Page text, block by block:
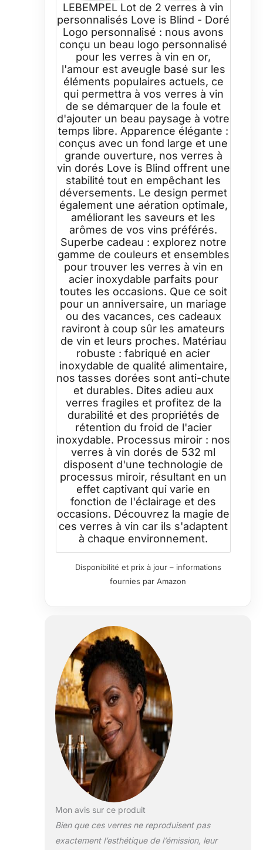
LEBEMPEL Lot de 2 verres à vin
personnalisés Love is Blind - Doré
Logo personnalisé : nous avons
conçu un beau logo personnalisé
pour les verres à vin en or,
l'amour est aveugle basé sur les
éléments populaires actuels, ce
qui permettra à vos verres à vin
de se démarquer de la foule et
d'ajouter un beau paysage à votre
temps libre. Apparence élégante :
conçus avec un fond large et une
grande ouverture, nos verres à
vin dorés Love is Blind offrent une
stabilité tout en empêchant les
déversements. Le design permet
également une aération optimale,
améliorant les saveurs et les
arômes de vos vins préférés.
Superbe cadeau : explorez notre
gamme de couleurs et ensembles
pour trouver les verres à vin en
acier inoxydable parfaits pour
toutes les occasions. Que ce soit
pour un anniversaire, un mariage
ou des vacances, ces cadeaux
raviront à coup sûr les amateurs
de vin et leurs proches. Matériau
robuste : fabriqué en acier
inoxydable de qualité alimentaire,
nos tasses dorées sont anti-chute
et durables. Dites adieu aux
verres fragiles et profitez de la
durabilité et des propriétés de
rétention du froid de l'acier
inoxydable. Processus miroir : nos
verres à vin dorés de 532 ml
disposent d'une technologie de
processus miroir, résultant en un
effet captivant qui varie en
fonction de l'éclairage et des
occasions. Découvrez la magie de
ces verres à vin car ils s'adaptent
à chaque environnement.
Disponibilité et prix à jour – informations
fournies par Amazon
Mon avis sur ce produit
Bien que ces verres ne reproduisent pas
exactement l’esthétique de l’émission, leur